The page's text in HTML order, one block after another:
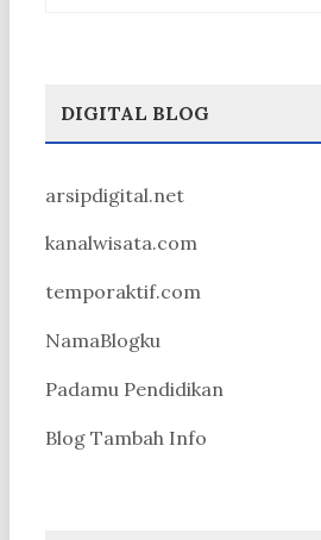
DIGITAL BLOG
arsipdigital.net
kanalwisata.com
temporaktif.com
NamaBlogku
Padamu Pendidikan
Blog Tambah Info